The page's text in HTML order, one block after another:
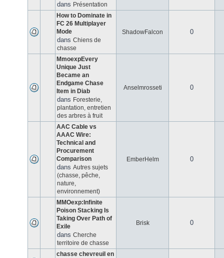
dans Présentation
How to Dominate in
FC 26 Multiplayer
Mode
dans Chiens de
chasse
ShadowFalcon 0
MmoexpEvery
Unique Just
Became an
Endgame Chase
Item in Diab
dans Foresterie,
plantation, entretien
des arbres à fruit
Anselmrosseti 0
AAC Cable vs
AAAC Wire:
Technical and
Procurement
Comparison
dans Autres sujets
(chasse, pêche,
nature,
environnement)
EmberHelm 0
MMOexp:Infinite
Poison Stacking Is
Taking Over Path of
Exile
dans Cherche
territoire de chasse
Brisk 0
chasse chevreuil en